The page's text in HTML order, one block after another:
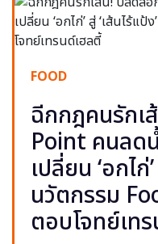
FOOD
ฉีกกฎคนรักเ
Point คนลดน้
เปลี่ยน ‘อกไก่
นวัตกรรม
ตอบโจทย์เท